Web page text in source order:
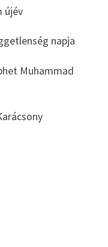
újév
napja
Muhammad